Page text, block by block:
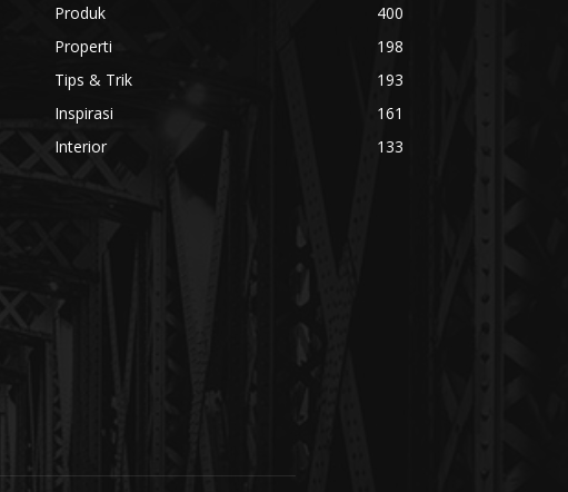
Produk
400
Properti
198
Tips & Trik
193
Inspirasi
161
Interior
133